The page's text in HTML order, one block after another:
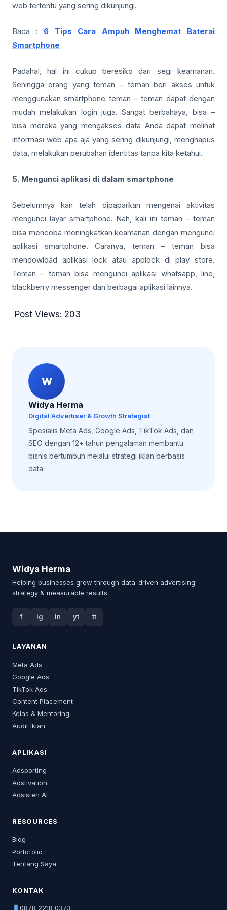
web tertentu yang sering dikunjungi.
Baca : 6 Tips Cara Ampuh Menghemat Baterai
Smartphone
Padahal, hal ini cukup beresiko dari segi keamanan.
Sehingga orang yang teman – teman beri akses untuk
menggunakan smartphone teman – teman dapat dengan
mudah melakukan login juga. Sangat berbahaya, bisa –
bisa mereka yang mengakses data Anda dapat melihat
informasi web apa aja yang sering dikunjungi, menghapus
data, melakukan perubahan identitas tanpa kita ketahui.
5. Mengunci aplikasi di dalam smartphone
Sebelumnya kan telah dipaparkan mengenai aktivitas
mengunci layar smartphone. Nah, kali ini teman – teman
bisa mencoba meningkatkan keamanan dengan mengunci
aplikasi smartphone. Caranya, teman – teman bisa
mendowload aplikasi lock atau applock di play store.
Teman – teman bisa mengunci aplikasi whatsapp, line,
blackberry messenger dan berbagai aplikasi lainnya.
Post Views: 203
W
Widya Herma
Digital Advertiser & Growth Strategist
Spesialis Meta Ads, Google Ads, TikTok Ads, dan
SEO dengan 12+ tahun pengalaman membantu
bisnis bertumbuh melalui strategi iklan berbasis
data.
Widya Herma
Helping businesses grow through data-driven advertising
strategy & measurable results.
f ig in yt tt
LAYANAN
Meta Ads
Google Ads
TikTok Ads
Content Placement
Kelas & Mentoring
Audit Iklan
APLIKASI
Adsporting
Adstivation
Adsisten AI
RESOURCES
Blog
Portofolio
Tentang Saya
KONTAK
0878 2218 0373